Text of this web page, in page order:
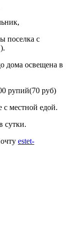
поселка с
дома освещена в
рупий(70 руб)
с местной едой.
сутки.
estet-